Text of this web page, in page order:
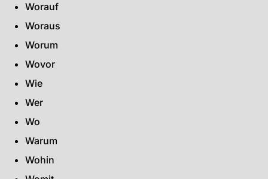
Worauf
Woraus
Worum
Wovor
Wie
Wer
Wo
Warum
Wohin